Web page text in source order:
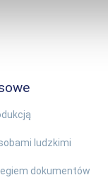
ludzkimi
dokumentów